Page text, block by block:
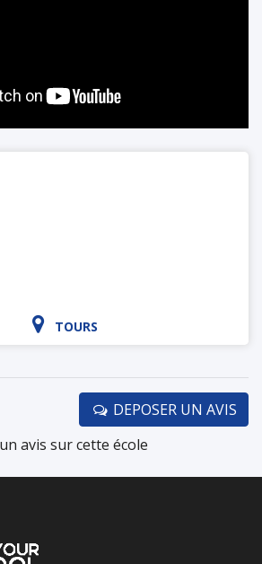
TOURS
DEPOSER UN AVIS
avis sur cette école